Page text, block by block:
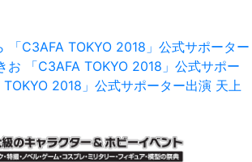
「C3AFA TOKYO 2018」公式サポーター
お
「C3AFA TOKYO 2018」公式サポー
TOKYO 2018」公式サポーター出演 天上